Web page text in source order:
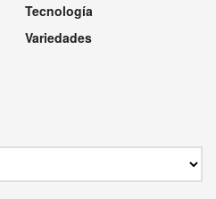
Tecnología
Variedades